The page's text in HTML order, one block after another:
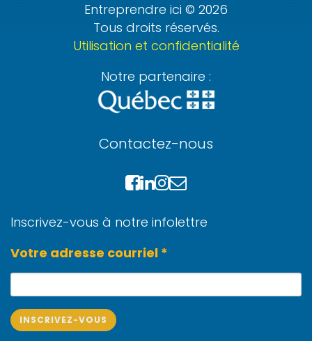
Entreprendre ici © 2026
Tous droits réservés.
Utilisation et confidentialité
Notre partenaire :
Contactez-nous
Inscrivez-vous à notre infolettre
Votre adresse courriel *